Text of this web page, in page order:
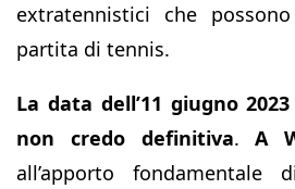
extratennistici che
partita di tennis.
La data dell’11 giugno
non credo definitiva.A
all’apporto fondamentale